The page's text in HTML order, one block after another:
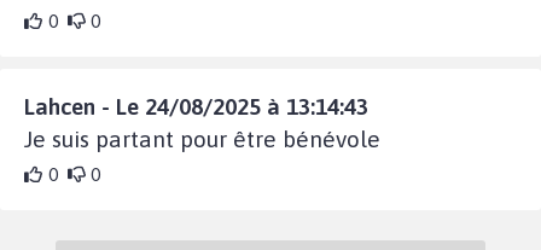
0 0
Lahcen - Le 24/08/2025 à 13:14:43
Je suis partant pour être bénévole
0 0